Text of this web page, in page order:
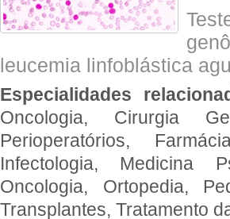
leucemia linfoblástica
Especialidades
Oncologia, Cirurgia
Perioperatórios,
Infectologia, Medicina
Oncologia, Ortopedia,
Transplantes, Tratamento